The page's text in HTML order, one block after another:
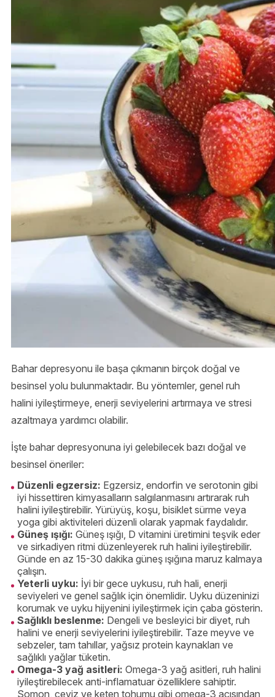
Bahar depresyonu ile başa çıkmanın birçok doğal ve
besinsel yolu bulunmaktadır. Bu yöntemler, genel ruh
halini iyileştirmeye, enerji seviyelerini artırmaya ve stresi
azaltmaya yardımcı olabilir.
İşte bahar depresyonuna iyi gelebilecek bazı doğal ve
besinsel öneriler:
Düzenli egzersiz: Egzersiz, endorfin ve serotonin gibi
iyi hissettiren kimyasalların salgılanmasını artırarak ruh
halini iyileştirebilir. Yürüyüş, koşu, bisiklet sürme veya
yoga gibi aktiviteleri düzenli olarak yapmak faydalıdır.
Güneş ışığı: Güneş ışığı, D vitamini üretimini teşvik eder
ve sirkadiyen ritmi düzenleyerek ruh halini iyileştirebilir.
Günde en az 15-30 dakika güneş ışığına maruz kalmaya
çalışın.
Yeterli uyku: İyi bir gece uykusu, ruh hali, enerji
seviyeleri ve genel sağlık için önemlidir. Uyku düzeninizi
korumak ve uyku hijyenini iyileştirmek için çaba gösterin.
Sağlıklı beslenme: Dengeli ve besleyici bir diyet, ruh
halini ve enerji seviyelerini iyileştirebilir. Taze meyve ve
sebzeler, tam tahıllar, yağsız protein kaynakları ve
sağlıklı yağlar tüketin.
Omega-3 yağ asitleri: Omega-3 yağ asitleri, ruh halini
iyileştirebilecek anti-inflamatuar özelliklere sahiptir.
Somon, ceviz ve keten tohumu gibi omega-3 açısından